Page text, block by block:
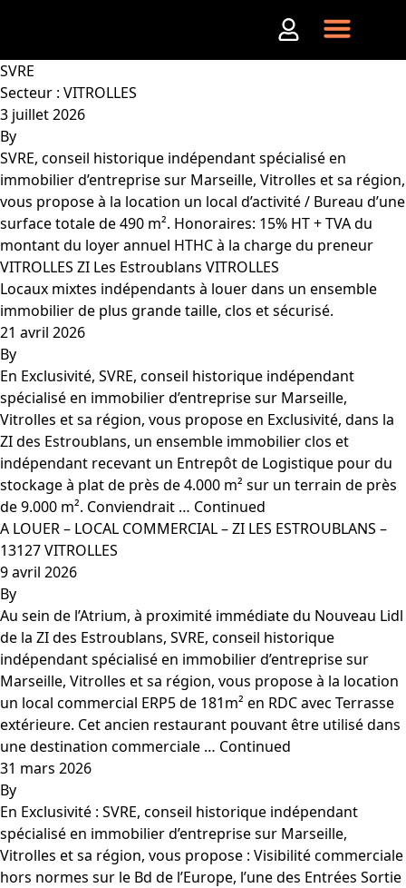
Aller au contenu
SVRE
Secteur : VITROLLES
3 juillet 2026
By
SVRE, conseil historique indépendant spécialisé en
immobilier d’entreprise sur Marseille, Vitrolles et sa région,
vous propose à la location un local d’activité / Bureau d’une
surface totale de 490 m². Honoraires: 15% HT + TVA du
montant du loyer annuel HTHC à la charge du preneur
VITROLLES ZI Les Estroublans VITROLLES
Locaux mixtes indépendants à louer dans un ensemble
immobilier de plus grande taille, clos et sécurisé.
21 avril 2026
By
En Exclusivité, SVRE, conseil historique indépendant
spécialisé en immobilier d’entreprise sur Marseille,
Vitrolles et sa région, vous propose en Exclusivité, dans la
ZI des Estroublans, un ensemble immobilier clos et
indépendant recevant un Entrepôt de Logistique pour du
stockage à plat de près de 4.000 m² sur un terrain de près
de 9.000 m². Conviendrait … Continued
A LOUER – LOCAL COMMERCIAL – ZI LES ESTROUBLANS –
13127 VITROLLES
9 avril 2026
By
Au sein de l’Atrium, à proximité immédiate du Nouveau Lidl
de la ZI des Estroublans, SVRE, conseil historique
indépendant spécialisé en immobilier d’entreprise sur
Marseille, Vitrolles et sa région, vous propose à la location
un local commercial ERP5 de 181m² en RDC avec Terrasse
extérieure. Cet ancien restaurant pouvant être utilisé dans
une destination commerciale … Continued
31 mars 2026
By
En Exclusivité : SVRE, conseil historique indépendant
spécialisé en immobilier d’entreprise sur Marseille,
Vitrolles et sa région, vous propose : Visibilité commerciale
hors normes sur le Bd de l’Europe, l’une des Entrées Sortie